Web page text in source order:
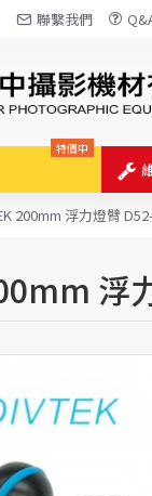
聯繫我們
特價中
200mm 浮力燈臂
浮